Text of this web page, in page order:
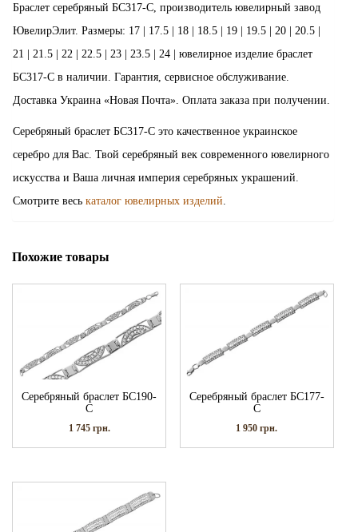
Браслет серебряный БС317-С, производитель ювелирный завод
ЮвелирЭлит. Размеры: 17 | 17.5 | 18 | 18.5 | 19 | 19.5 | 20 | 20.5 |
21 | 21.5 | 22 | 22.5 | 23 | 23.5 | 24 | ювелирное изделие браслет
БС317-С в наличии. Гарантия, сервисное обслуживание.
Доставка Украина «Новая Почта». Оплата заказа при получении.
Серебряный браслет БС317-С это качественное украинское
серебро для Вас. Твой серебряный век современного ювелирного
искусства и Ваша личная империя серебряных украшений.
Смотрите весь каталог ювелирных изделий
Похожие товары
Серебряный браслет БС190-
С
1 745 грн.
Серебряный браслет БС177-
С
1 950грн.